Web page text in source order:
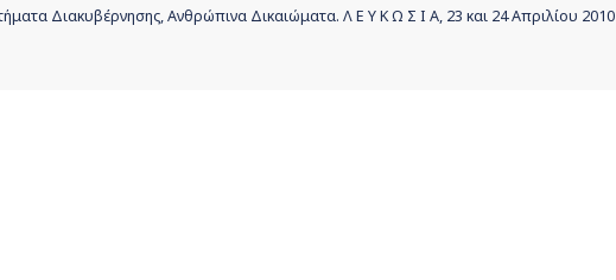
Διακυβέρνησης, Ανθρώπινα Δικαιώματα. Λ Ε Υ Κ Ω Σ Ι Α, 23 και 24 Απριλίου 2010